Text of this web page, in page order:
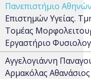
Πανεπιστήμιο
Επιστημών Υγείας.
Τομέας
Εργαστήριο
Αγγελογιάννη
Αρμακόλας Αθανάσιος